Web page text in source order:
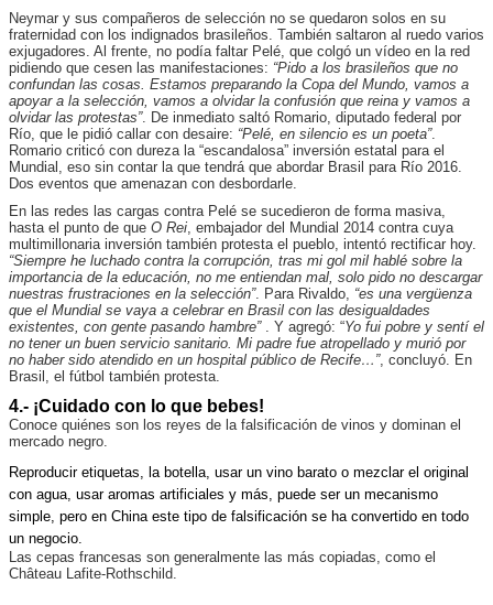
Neymar y sus compañeros de selección no se quedaron solos en su
fraternidad con los indignados brasileños. También saltaron al ruedo varios
exjugadores. Al frente, no podía faltar Pelé, que colgó un vídeo en la red
pidiendo que cesen las manifestaciones: “Pido a los brasileños que no
confundan las cosas. Estamos preparando la Copa del Mundo, vamos a
apoyar a la selección, vamos a olvidar la confusión que reina y vamos a
olvidar las protestas”. De inmediato saltó Romario, diputado federal por
Río, que le pidió callar con desaire: “Pelé, en silencio es un poeta”.
Romario criticó con dureza la “escandalosa” inversión estatal para el
Mundial, eso sin contar la que tendrá que abordar Brasil para Río 2016.
Dos eventos que amenazan con desbordarle.
En las redes las cargas contra Pelé se sucedieron de forma masiva,
hasta el punto de que O Rei , embajador del Mundial 2014 contra cuya
multimillonaria inversión también protesta el pueblo, intentó rectificar hoy.
“Siempre he luchado contra la corrupción, tras mi gol mil hablé sobre la
importancia de la educación, no me entiendan mal, solo pido no descargar
nuestras frustraciones en la selección”. Para Rivaldo, “es una vergüenza
que el Mundial se vaya a celebrar en Brasil con las desigualdades
existentes, con gente pasando hambre”. Y agregó: “Yo fui pobre y sentí el
no tener un buen servicio sanitario. Mi padre fue atropellado y murió por
no haber sido atendido en un hospital público de Recife…”, concluyó. En
Brasil, el fútbol también protesta.
4.- ¡Cuidado con lo que bebes!
Conoce quiénes son los reyes de la falsificación de vinos y dominan el
mercado negro.
Reproducir etiquetas, la botella, usar un vino barato o mezclar el original
con agua, usar aromas artificiales y más, puede ser un mecanismo
simple, pero en China este tipo de falsificación se ha convertido en todo
un negocio.
Las cepas francesas son generalmente las más copiadas, como el
Château Lafite-Rothschild.